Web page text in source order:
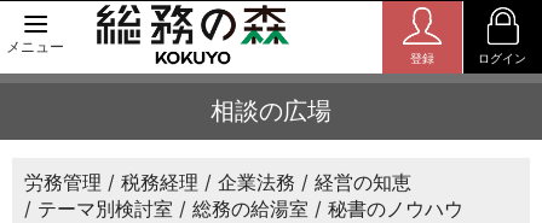
メニュー
登録 ログイン
相談の広場
労務管理 税務経理 企業法務
経営の知恵
テーマ別検討室
総務の給湯室 秘書のノウハウ